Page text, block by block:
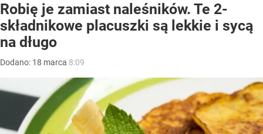
Robię je zamiast naleśników. Te 2-
składnikowe placuszki są lekkie i sycą
na długo
Dodano: 18 marca 8:09